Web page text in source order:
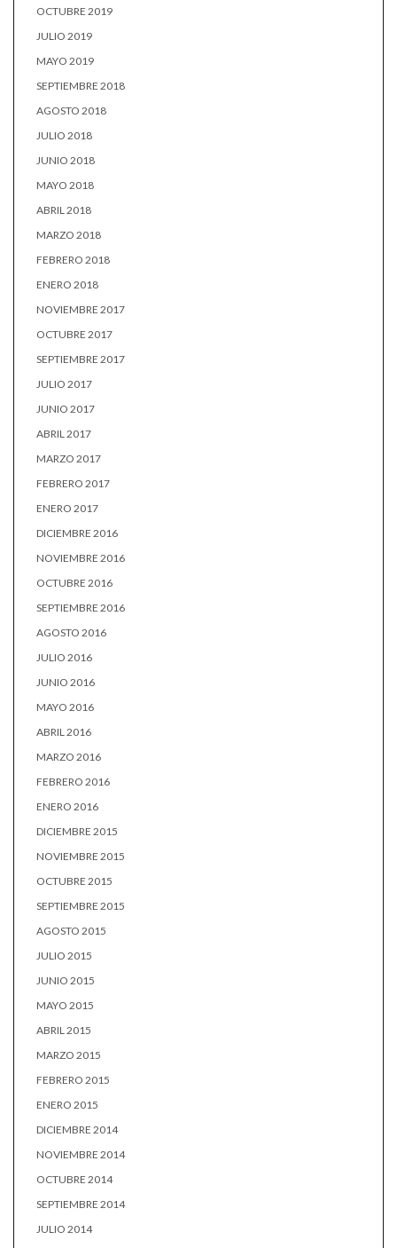
OCTUBRE 2019
JULIO 2019
MAYO 2019
SEPTIEMBRE 2018
AGOSTO 2018
JULIO 2018
JUNIO 2018
MAYO 2018
ABRIL 2018
MARZO 2018
FEBRERO 2018
ENERO 2018
NOVIEMBRE 2017
OCTUBRE 2017
SEPTIEMBRE 2017
JULIO 2017
JUNIO 2017
ABRIL 2017
MARZO 2017
FEBRERO 2017
ENERO 2017
DICIEMBRE 2016
NOVIEMBRE 2016
OCTUBRE 2016
SEPTIEMBRE 2016
AGOSTO 2016
JULIO 2016
JUNIO 2016
MAYO 2016
ABRIL 2016
MARZO 2016
FEBRERO 2016
ENERO 2016
DICIEMBRE 2015
NOVIEMBRE 2015
OCTUBRE 2015
SEPTIEMBRE 2015
AGOSTO 2015
JULIO 2015
JUNIO 2015
MAYO 2015
ABRIL 2015
MARZO 2015
FEBRERO 2015
ENERO 2015
DICIEMBRE 2014
NOVIEMBRE 2014
OCTUBRE 2014
SEPTIEMBRE 2014
JULIO 2014